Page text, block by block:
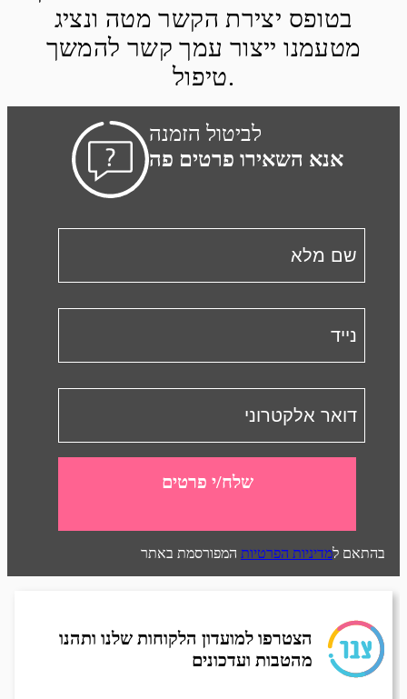
בטופס יצירת הקשר מטה ונציג
מטעמנו ייצור עמך קשר להמשך
טיפול.
לביטול הזמנה
אנא השאירו פרטים פה
שלח/י פרטים
בהתאם למדיניות הפרטיות המפורסמת באתר
הצטרפו למועדון הלקוחות שלנו ותהנו
מהטבות ועדכונים